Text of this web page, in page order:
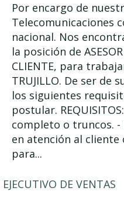
Por encargo de
Telecomunicaciones
nacional. Nos
la posición de
CLIENTE, para
TRUJILLO. De ser de
los siguientes
postular.
completo o truncos. -
en atención al cliente
para...
EJECUTIVO DE VENTAS